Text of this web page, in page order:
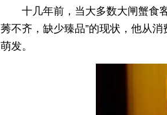
十几年前，当大多数大闸蟹食
莠不齐，缺少臻品”的现状，他从
萌发。